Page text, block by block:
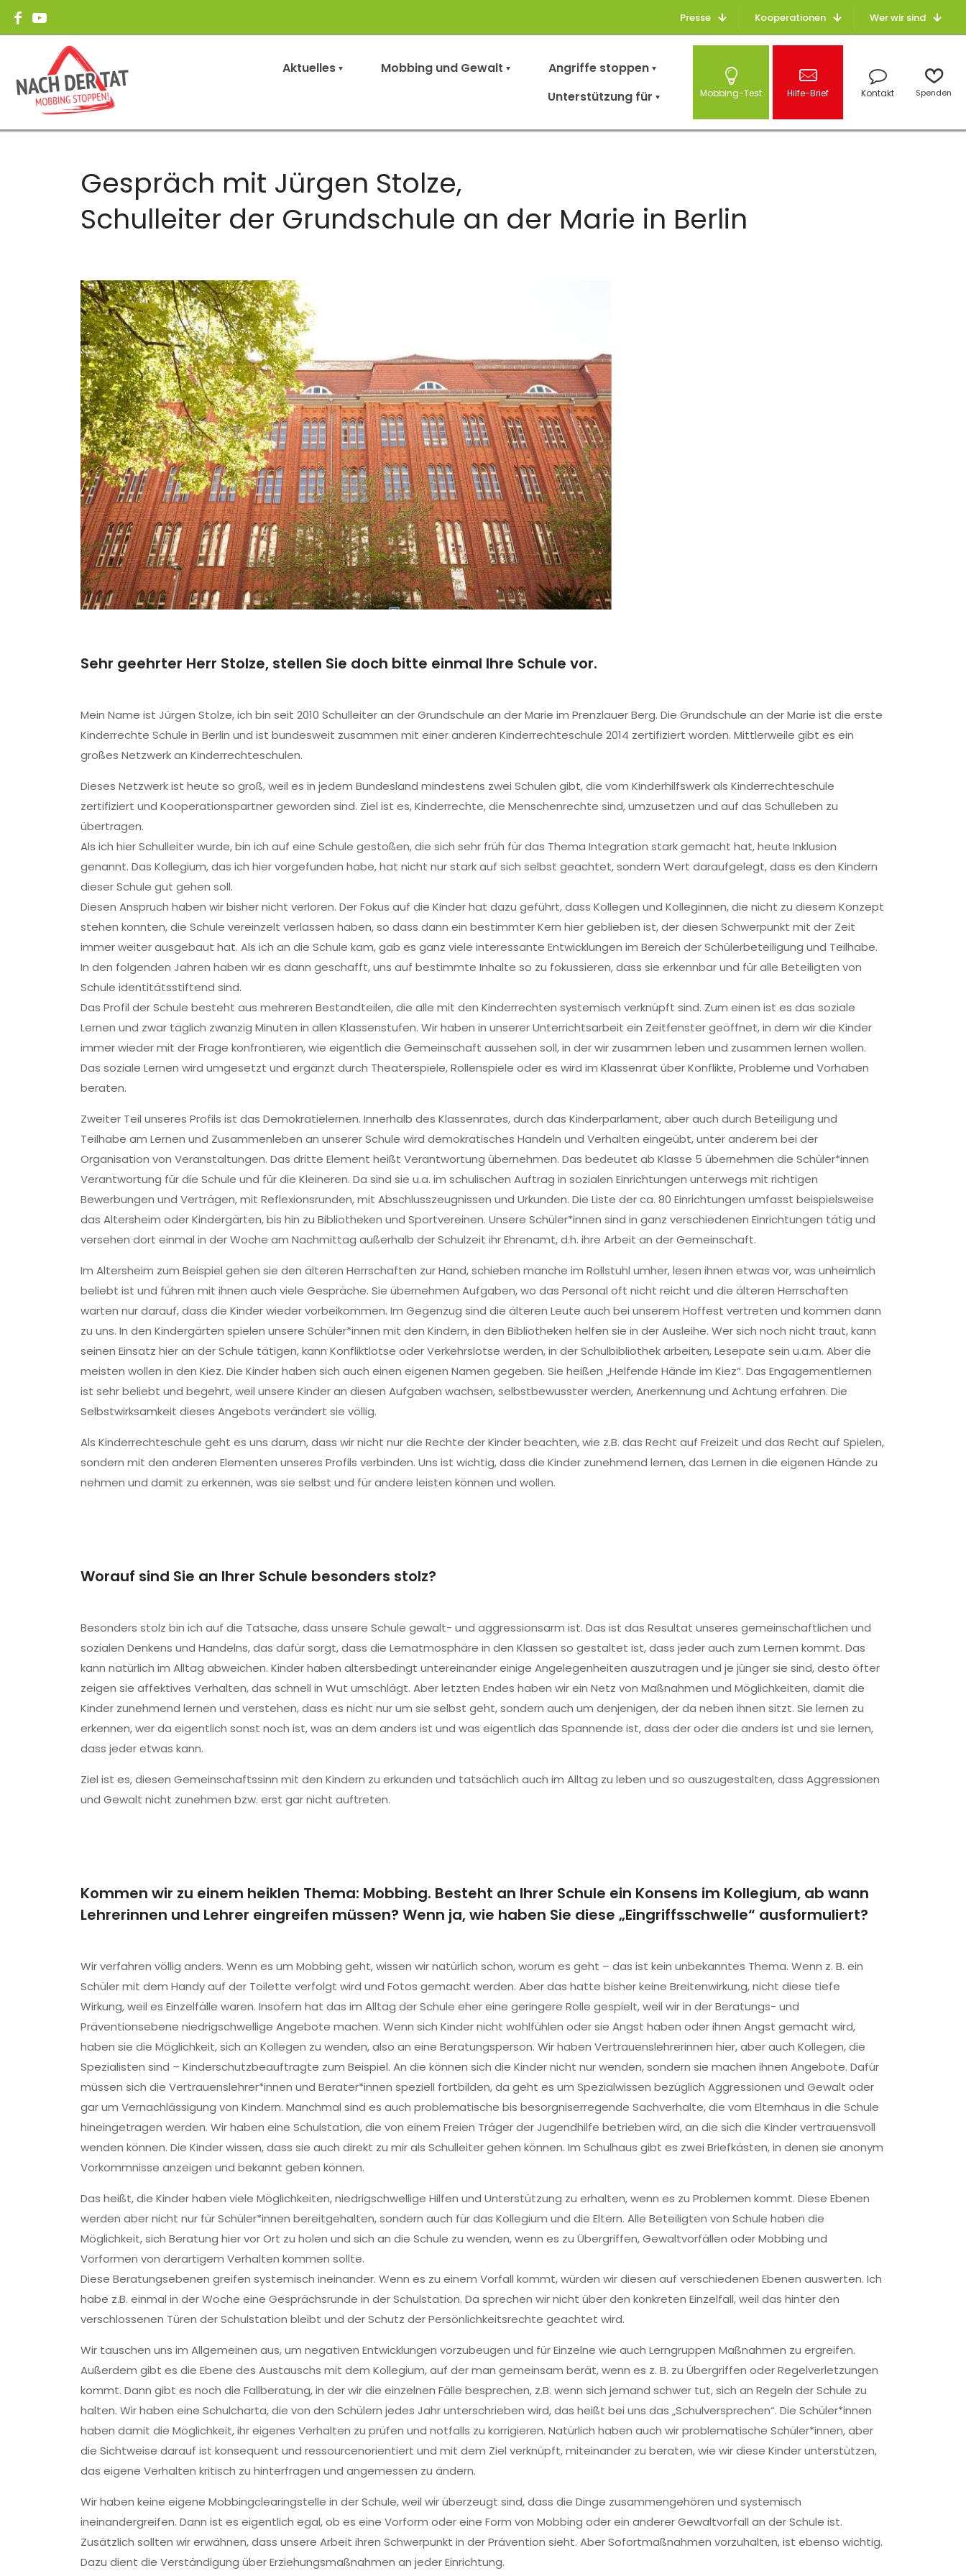
Presse Kooperationen Wer wir sind
Aktuelles Mobbing und Gewalt
Angriffe stoppen
Unterstützung für
Mobbing-Test Hilfe-Brief Kontakt Spenden
Gespräch mit Jürgen Stolze,
Schulleiter der Grundschule an der Marie in Berlin
Sehr geehrter Herr Stolze, stellen Sie doch bitte einmal Ihre Schule vor.
Mein Name ist Jürgen Stolze, ich bin seit 2010 Schulleiter an der Grundschule an der Marie im Prenzlauer Berg. Die Grundschule an der Marie ist die erste
Kinderrechte Schule in Berlin und ist bundesweit zusammen mit einer anderen Kinderrechteschule 2014 zertifiziert worden. Mittlerweile gibt es ein
großes Netzwerk an Kinderrechteschulen.
Dieses Netzwerk ist heute so groß, weil es in jedem Bundesland mindestens zwei Schulen gibt, die vom Kinderhilfswerk als Kinderrechteschule
zertifiziert und Kooperationspartner geworden sind. Ziel ist es, Kinderrechte, die Menschenrechte sind, umzusetzen und auf das Schulleben zu
übertragen.
Als ich hier Schulleiter wurde, bin ich auf eine Schule gestoßen, die sich sehr früh für das Thema Integration stark gemacht hat, heute Inklusion
genannt. Das Kollegium, das ich hier vorgefunden habe, hat nicht nur stark auf sich selbst geachtet, sondern Wert daraufgelegt, dass es den Kindern
dieser Schule gut gehen soll.
Diesen Anspruch haben wir bisher nicht verloren. Der Fokus auf die Kinder hat dazu geführt, dass Kollegen und Kolleginnen, die nicht zu diesem Konzept
stehen konnten, die Schule vereinzelt verlassen haben, so dass dann ein bestimmter Kern hier geblieben ist, der diesen Schwerpunkt mit der Zeit
immer weiter ausgebaut hat. Als ich an die Schule kam, gab es ganz viele interessante Entwicklungen im Bereich der Schülerbeteiligung und Teilhabe.
In den folgenden Jahren haben wir es dann geschafft, uns auf bestimmte Inhalte so zu fokussieren, dass sie erkennbar und für alle Beteiligten von
Schule identitätsstiftend sind.
Das Profil der Schule besteht aus mehreren Bestandteilen, die alle mit den Kinderrechten systemisch verknüpft sind. Zum einen ist es das soziale
Lernen und zwar täglich zwanzig Minuten in allen Klassenstufen. Wir haben in unserer Unterrichtsarbeit ein Zeitfenster geöffnet, in dem wir die Kinder
immer wieder mit der Frage konfrontieren, wie eigentlich die Gemeinschaft aussehen soll, in der wir zusammen leben und zusammen lernen wollen.
Das soziale Lernen wird umgesetzt und ergänzt durch Theaterspiele, Rollenspiele oder es wird im Klassenrat über Konflikte, Probleme und Vorhaben
beraten.
Zweiter Teil unseres Profils ist das Demokratielernen. Innerhalb des Klassenrates, durch das Kinderparlament, aber auch durch Beteiligung und
Teilhabe am Lernen und Zusammenleben an unserer Schule wird demokratisches Handeln und Verhalten eingeübt, unter anderem bei der
Organisation von Veranstaltungen. Das dritte Element heißt Verantwortung übernehmen. Das bedeutet ab Klasse 5 übernehmen die Schüler*innen
Verantwortung für die Schule und für die Kleineren. Da sind sie u.a. im schulischen Auftrag in sozialen Einrichtungen unterwegs mit richtigen
Bewerbungen und Verträgen, mit Reflexionsrunden, mit Abschlusszeugnissen und Urkunden. Die Liste der ca. 80 Einrichtungen umfasst beispielsweise
das Altersheim oder Kindergärten, bis hin zu Bibliotheken und Sportvereinen. Unsere Schüler*innen sind in ganz verschiedenen Einrichtungen tätig und
versehen dort einmal in der Woche am Nachmittag außerhalb der Schulzeit ihr Ehrenamt, d.h. ihre Arbeit an der Gemeinschaft.
Im Altersheim zum Beispiel gehen sie den älteren Herrschaften zur Hand, schieben manche im Rollstuhl umher, lesen ihnen etwas vor, was unheimlich
beliebt ist und führen mit ihnen auch viele Gespräche. Sie übernehmen Aufgaben, wo das Personal oft nicht reicht und die älteren Herrschaften
warten nur darauf, dass die Kinder wieder vorbeikommen. Im Gegenzug sind die älteren Leute auch bei unserem Hoffest vertreten und kommen dann
zu uns. In den Kindergärten spielen unsere Schüler*innen mit den Kindern, in den Bibliotheken helfen sie in der Ausleihe. Wer sich noch nicht traut, kann
seinen Einsatz hier an der Schule tätigen, kann Konfliktlotse oder Verkehrslotse werden, in der Schulbibliothek arbeiten, Lesepate sein u.a.m. Aber die
meisten wollen in den Kiez. Die Kinder haben sich auch einen eigenen Namen gegeben. Sie heißen „Helfende Hände im Kiez“. Das Engagementlernen
ist sehr beliebt und begehrt, weil unsere Kinder an diesen Aufgaben wachsen, selbstbewusster werden, Anerkennung und Achtung erfahren. Die
Selbstwirksamkeit dieses Angebots verändert sie völlig.
Als Kinderrechteschule geht es uns darum, dass wir nicht nur die Rechte der Kinder beachten, wie z.B. das Recht auf Freizeit und das Recht auf Spielen,
sondern mit den anderen Elementen unseres Profils verbinden. Uns ist wichtig, dass die Kinder zunehmend lernen, das Lernen in die eigenen Hände zu
nehmen und damit zu erkennen, was sie selbst und für andere leisten können und wollen.
Worauf sind Sie an Ihrer Schule besonders stolz?
Besonders stolz bin ich auf die Tatsache, dass unsere Schule gewalt- und aggressionsarm ist. Das ist das Resultat unseres gemeinschaftlichen und
sozialen Denkens und Handelns, das dafür sorgt, dass die Lernatmosphäre in den Klassen so gestaltet ist, dass jeder auch zum Lernen kommt. Das
kann natürlich im Alltag abweichen. Kinder haben altersbedingt untereinander einige Angelegenheiten auszutragen und je jünger sie sind, desto öfter
zeigen sie affektives Verhalten, das schnell in Wut umschlägt. Aber letzten Endes haben wir ein Netz von Maßnahmen und Möglichkeiten, damit die
Kinder zunehmend lernen und verstehen, dass es nicht nur um sie selbst geht, sondern auch um denjenigen, der da neben ihnen sitzt. Sie lernen zu
erkennen, wer da eigentlich sonst noch ist, was an dem anders ist und was eigentlich das Spannende ist, dass der oder die anders ist und sie lernen,
dass jeder etwas kann.
Ziel ist es, diesen Gemeinschaftssinn mit den Kindern zu erkunden und tatsächlich auch im Alltag zu leben und so auszugestalten, dass Aggressionen
und Gewalt nicht zunehmen bzw. erst gar nicht auftreten.
Kommen wir zu einem heiklen Thema: Mobbing. Besteht an Ihrer Schule ein Konsens im Kollegium, ab wann
Lehrerinnen und Lehrer eingreifen müssen? Wenn ja, wie haben Sie diese „Eingriffsschwelle“ ausformuliert?
Wir verfahren völlig anders. Wenn es um Mobbing geht, wissen wir natürlich schon, worum es geht – das ist kein unbekanntes Thema. Wenn z. B. ein
Schüler mit dem Handy auf der Toilette verfolgt wird und Fotos gemacht werden. Aber das hatte bisher keine Breitenwirkung, nicht diese tiefe
Wirkung, weil es Einzelfälle waren. Insofern hat das im Alltag der Schule eher eine geringere Rolle gespielt, weil wir in der Beratungs- und
Präventionsebene niedrigschwellige Angebote machen. Wenn sich Kinder nicht wohlfühlen oder sie Angst haben oder ihnen Angst gemacht wird,
haben sie die Möglichkeit, sich an Kollegen zu wenden, also an eine Beratungsperson. Wir haben Vertrauenslehrerinnen hier, aber auch Kollegen, die
Spezialisten sind – Kinderschutzbeauftragte zum Beispiel. An die können sich die Kinder nicht nur wenden, sondern sie machen ihnen Angebote. Dafür
müssen sich die Vertrauenslehrer*innen und Berater*innen speziell fortbilden, da geht es um Spezialwissen bezüglich Aggressionen und Gewalt oder
gar um Vernachlässigung von Kindern. Manchmal sind es auch problematische bis besorgniserregende Sachverhalte, die vom Elternhaus in die Schule
hineingetragen werden. Wir haben eine Schulstation, die von einem Freien Träger der Jugendhilfe betrieben wird, an die sich die Kinder vertrauensvoll
wenden können. Die Kinder wissen, dass sie auch direkt zu mir als Schulleiter gehen können. Im Schulhaus gibt es zwei Briefkästen, in denen sie anonym
Vorkommnisse anzeigen und bekannt geben können.
Das heißt, die Kinder haben viele Möglichkeiten, niedrigschwellige Hilfen und Unterstützung zu erhalten, wenn es zu Problemen kommt. Diese Ebenen
werden aber nicht nur für Schüler*innen bereitgehalten, sondern auch für das Kollegium und die Eltern. Alle Beteiligten von Schule haben die
Möglichkeit, sich Beratung hier vor Ort zu holen und sich an die Schule zu wenden, wenn es zu Übergriffen, Gewaltvorfällen oder Mobbing und
Vorformen von derartigem Verhalten kommen sollte.
Diese Beratungsebenen greifen systemisch ineinander. Wenn es zu einem Vorfall kommt, würden wir diesen auf verschiedenen Ebenen auswerten. Ich
habe z.B. einmal in der Woche eine Gesprächsrunde in der Schulstation. Da sprechen wir nicht über den konkreten Einzelfall, weil das hinter den
verschlossenen Türen der Schulstation bleibt und der Schutz der Persönlichkeitsrechte geachtet wird.
Wir tauschen uns im Allgemeinen aus, um negativen Entwicklungen vorzubeugen und für Einzelne wie auch Lerngruppen Maßnahmen zu ergreifen.
Außerdem gibt es die Ebene des Austauschs mit dem Kollegium, auf der man gemeinsam berät, wenn es z. B. zu Übergriffen oder Regelverletzungen
kommt. Dann gibt es noch die Fallberatung, in der wir die einzelnen Fälle besprechen, z.B. wenn sich jemand schwer tut, sich an Regeln der Schule zu
halten. Wir haben eine Schulcharta, die von den Schülern jedes Jahr unterschrieben wird, das heißt bei uns das „Schulversprechen“. Die Schüler*innen
haben damit die Möglichkeit, ihr eigenes Verhalten zu prüfen und notfalls zu korrigieren. Natürlich haben auch wir problematische Schüler*innen, aber
die Sichtweise darauf ist konsequent und ressourcenorientiert und mit dem Ziel verknüpft, miteinander zu beraten, wie wir diese Kinder unterstützen,
das eigene Verhalten kritisch zu hinterfragen und angemessen zu ändern.
Wir haben keine eigene Mobbingclearingstelle in der Schule, weil wir überzeugt sind, dass die Dinge zusammengehören und systemisch
ineinandergreifen. Dann ist es eigentlich egal, ob es eine Vorform oder eine Form von Mobbing oder ein anderer Gewaltvorfall an der Schule ist.
Zusätzlich sollten wir erwähnen, dass unsere Arbeit ihren Schwerpunkt in der Prävention sieht. Aber Sofortmaßnahmen vorzuhalten, ist ebenso wichtig.
Dazu dient die Verständigung über Erziehungsmaßnahmen an jeder Einrichtung.